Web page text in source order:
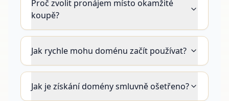
Proč zvolit pronájem místo okamžité
koupě?
Jak rychle mohu doménu začít používat?
Jak je získání domény smluvně ošetřeno?